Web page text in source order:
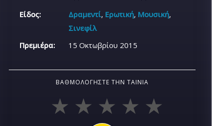
Είδος:
Δραμεντί, Ερωτική, Μουσική,
Σινεφίλ
Πρεμιέρα:
15 Οκτωβρίου 2015
ΒΑΘΜΟΛΟΓΉΣΤΕ ΤΗΝ ΤΑΙΝΊΑ